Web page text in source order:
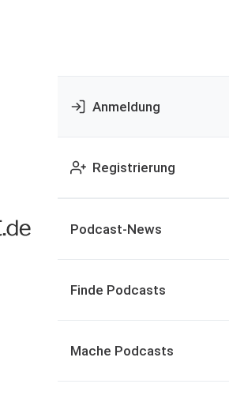
Anmeldung
Registrierung
Podcast-News
Finde Podcasts
Mache Podcasts